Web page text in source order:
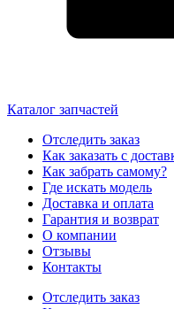
Каталог запчастей
Отследить заказ
Как заказать с
Как забрать самому?
Где искать модель
Доставка и оплата
Гарантия и возврат
О компании
Отзывы
Контакты
Отследить заказ